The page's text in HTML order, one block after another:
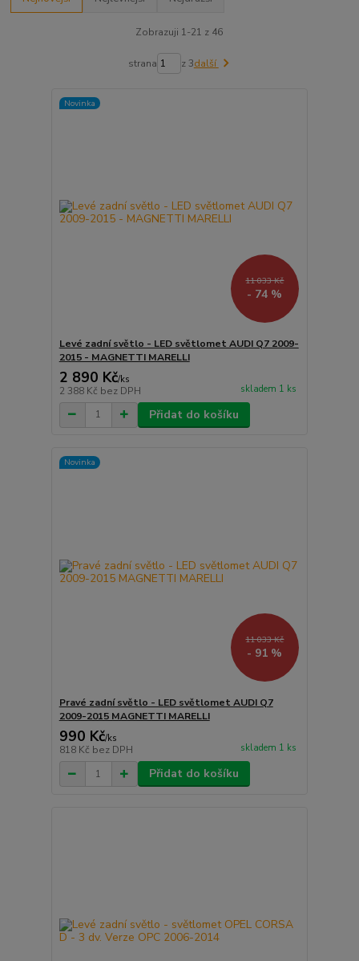
Zobrazuji 1-21 z 46
strana z 3další
Novinka
11 033 Kč
- 74 %
Levé zadní světlo - LED světlomet AUDI Q7 2009-
2015 - MAGNETTI MARELLI
2 890 Kč/ks
2 388 Kč bez DPH skladem 1 ks
Přidat do košíku
Novinka
11 033 Kč
- 91 %
Pravé zadní světlo - LED světlomet AUDI Q7
2009-2015 MAGNETTI MARELLI
990 Kč/ks
818 Kč bez DPH skladem 1 ks
Přidat do košíku